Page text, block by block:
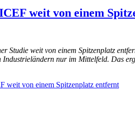
weit von einem
Studie weit von einem Spitzenplatz
nur im Mittelfeld. Das
weit von einem Spitzenplatz entfernt